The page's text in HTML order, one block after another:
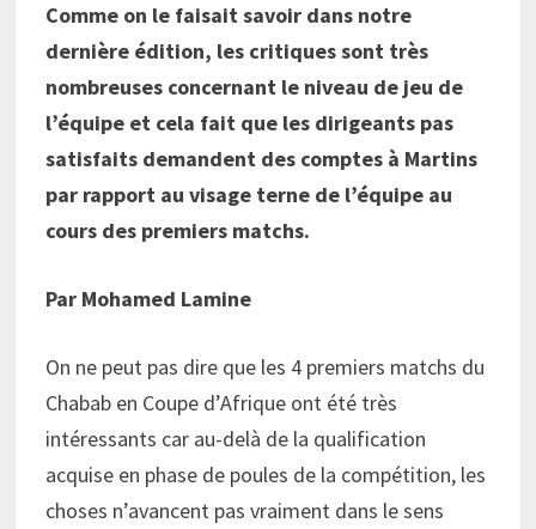
Comme on le faisait savoir dans notre
dernière édition, les critiques sont très
nombreuses concernant le niveau de jeu de
l’équipe et cela fait que les dirigeants pas
satisfaits demandent des comptes à Martins
par rapport au visage terne de l’équipe au
cours des premiers matchs.
Par Mohamed Lamine
On ne peut pas dire que les 4 premiers matchs du
Chabab en Coupe d’Afrique ont été très
intéressants car au-delà de la qualification
acquise en phase de poules de la compétition, les
choses n’avancent pas vraiment dans le sens